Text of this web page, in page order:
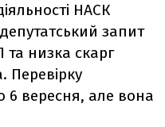
НАСК
запит
низка скарг
Перевірку
6 вересня, але вона